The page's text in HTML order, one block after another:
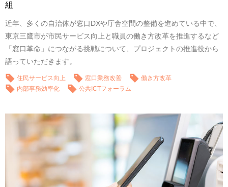
組
近年、多くの自治体が窓口DXや庁舎空間の整備を進めている中で、
東京三鷹市が市民サービス向上と職員の働き方改革を推進するなど
「窓口革命」につながる挑戦について、プロジェクトの推進役から
語っていただきます。
住民サービス向上 窓口業務改善
働き方改革
内部事務効率化
公共ICTフォーラム